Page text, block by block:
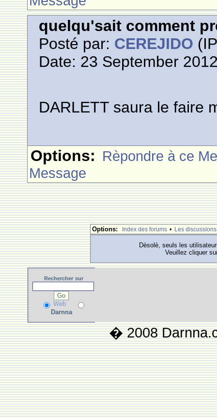
quelqu'sait comment
Posté par: CEREJIDO
Date: 23 September
DARLETT saura le faire
Options: Rèpondre à ce
Message
Options: Index des forums • Les discussions
Dèsolè, seuls les
Veuillez cliquer
Rechercher sur
Web
Darnna
� 2008